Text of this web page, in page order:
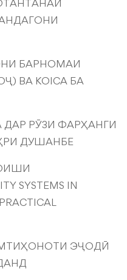
БАРНОМАИ
ВА KOICA БА
РӮЗИ ФАРҲАНГИ
ДУШАНБЕ
SYSTEMS IN
ЭҶОДӢ